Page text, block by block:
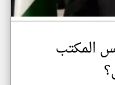
المكتب